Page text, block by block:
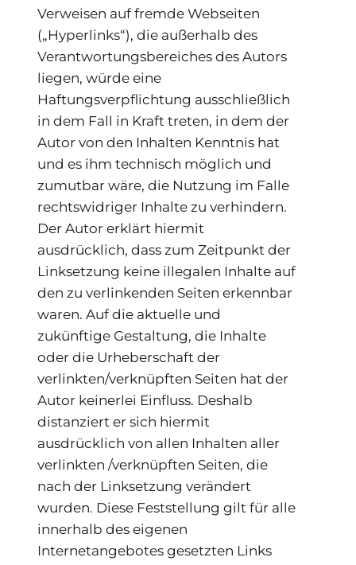
Verweisen auf fremde Webseiten
(„Hyperlinks“), die außerhalb des
Verantwortungsbereiches des Autors
liegen, würde eine
Haftungsverpflichtung ausschließlich
in dem Fall in Kraft treten, in dem der
Autor von den Inhalten Kenntnis hat
und es ihm technisch möglich und
zumutbar wäre, die Nutzung im Falle
rechtswidriger Inhalte zu verhindern.
Der Autor erklärt hiermit
ausdrücklich, dass zum Zeitpunkt der
Linksetzung keine illegalen Inhalte auf
den zu verlinkenden Seiten erkennbar
waren. Auf die aktuelle und
zukünftige Gestaltung, die Inhalte
oder die Urheberschaft der
verlinkten/verknüpften Seiten hat der
Autor keinerlei Einfluss. Deshalb
distanziert er sich hiermit
ausdrücklich von allen Inhalten aller
verlinkten /verknüpften Seiten, die
nach der Linksetzung verändert
wurden. Diese Feststellung gilt für alle
innerhalb des eigenen
Internetangebotes gesetzten Links